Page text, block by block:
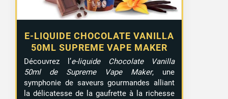
E-LIQUIDE CHOCOLATE VANILLA
50ML SUPREME VAPE MAKER
Découvrez l’e-liquide Chocolate Vanilla
50ml de Supreme Vape Maker, une
symphonie de saveurs gourmandes alliant
la délicatesse de la gaufrette à la richesse